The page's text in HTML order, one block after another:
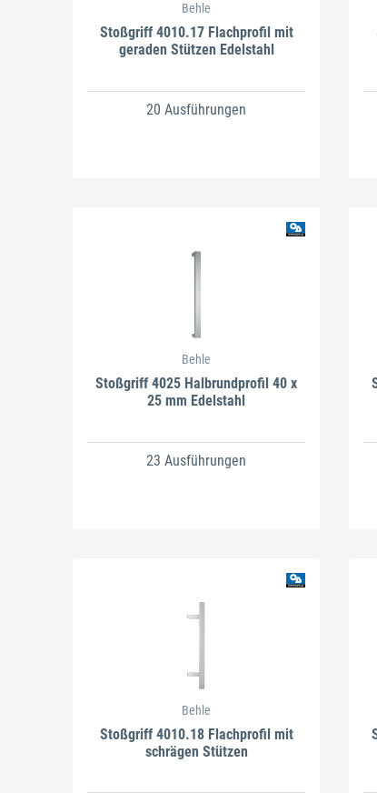
Behle
Stoßgriff 4010.17 Flachprofil mit
geraden Stützen Edelstahl
20 Ausführungen
Behle
Stoßgriff 4025 Halbrundprofil 40 x
25 mm Edelstahl
23 Ausführungen
Behle
Stoßgriff 4010.18 Flachprofil mit
schrägen Stützen